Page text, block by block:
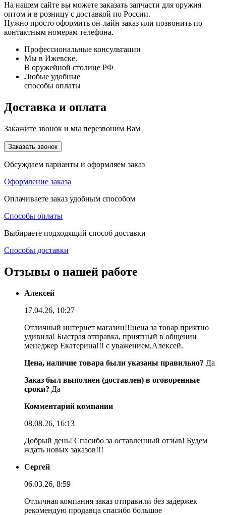
На нашем сайте вы можете заказать запчасти для оружия
оптом и в розницу с доставкой по России.
Нужно просто оформить он-лайн заказ или позвонить по
контактным номерам телефона.
Профессиональные консультации
Мы в Ижевске.
В оружейной столице РФ
Любые удобные
способы оплаты
Доставка и оплата
Закажите звонок и мы перезвоним Вам
Заказать звонок
Обсуждаем варианты и оформляем заказ
Оформление заказа
Оплачиваете заказ удобным способом
Способы оплаты
Выбираете подходящий способ доставки
Способы доставки
Отзывы о нашей работе
Алексей
17.04.26, 10:27
Отличный интернет магазин!!!цена за товар приятно
удивила! Быстрая отправка, приятный в общении
менеджер Екатерина!!! с уважением,Алексей.
Цена, наличие товара были указаны правильно? Да
Заказ был выполнен (доставлен) в оговоренные
сроки? Да
Комментарий компании
08.08.26, 16:13
Добрый день! Спасибо за оставленный отзыв! Будем
ждать новых заказов!!!
Сергей
06.03.26, 8:59
Отличная компания заказ отправили без задержек
рекомендую продавца спасибо большое